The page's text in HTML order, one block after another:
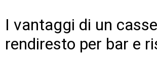
I vantaggi di un
rendiresto per bar e